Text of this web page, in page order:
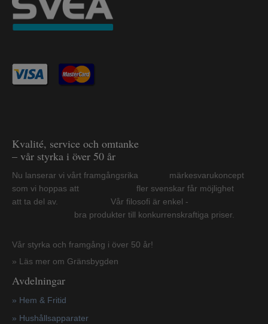
Kvalité, service och omtanke
– vår styrka i över 50 år
Nu lanserar vi vårt framgångsrika märkesvarukoncept
som vi hoppas att fler svenskar får möjlighet
att ta del av. Vår filosofi är enkel -
bra produkter till konkurrenskraftiga priser.
Vår styrka och framgång i över 50 år!
» Läs mer om Gränsbygden
Avdelningar
» Hem & Fritid
» Hushållsapparater